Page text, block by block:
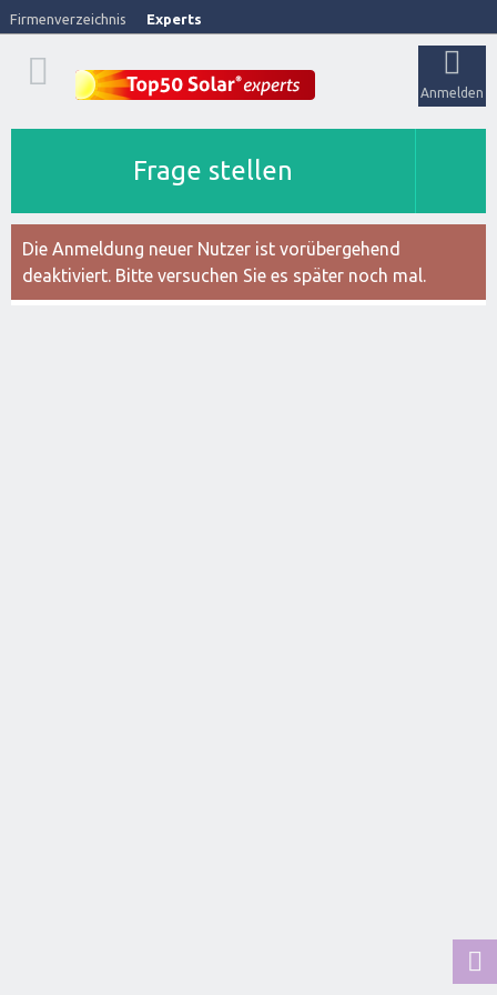
Firmenverzeichnis Experts
Anmelden
Frage stellen
Die Anmeldung neuer Nutzer ist vorübergehend
deaktiviert. Bitte versuchen Sie es später noch mal.